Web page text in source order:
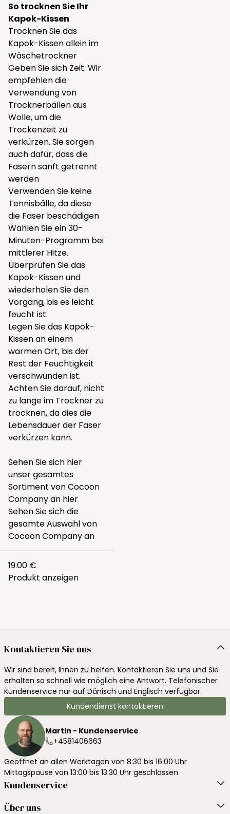
So trocknen Sie Ihr
Kapok-Kissen
Trocknen Sie das
Kapok-Kissen allein im
Wäschetrockner
Geben Sie sich Zeit. Wir
empfehlen die
Verwendung von
Trocknerbällenaus
Wolle, um die
Trockenzeit zu
verkürzen. Sie sorgen
auch dafür, dass die
Fasern sanft getrennt
werden
Verwenden Sie keine
Tennisbälle, da diese
die Faser beschädigen
Wählen Sie ein 30-
Minuten-Programm bei
mittlerer Hitze.
Überprüfen Sie das
Kapok-Kissen und
wiederholen Sie den
Vorgang, bis es leicht
feucht ist.
Legen Sie das Kapok-
Kissen an einem
warmen Ort, bis der
Rest der Feuchtigkeit
verschwunden ist.
Achten Sie darauf, nicht
zu lange im Trockner zu
trocknen, da dies die
Lebensdauer der Faser
verkürzen kann.
Sehen Sie sich hier
unser gesamtes
Sortiment von Cocoon
Company an hier
Sehen Sie sich die
gesamteAuswahl von
Cocoon Companyan
19.00 €
Produkt anzeigen
Kontaktieren Sie uns
Wir sind bereit, Ihnen zu helfen. Kontaktieren Sie uns und Sie
erhalten so schnell wie möglich eine Antwort. Telefonischer
Kundenservice nur auf Dänisch und Englisch verfügbar.
Kundendienst kontaktieren
Martin - Kundenservice
+4581406663
Geöffnet an allen Werktagen von 8:30 bis 16:00 Uhr
Mittagspause von 13:00 bis 13:30 Uhr geschlossen
Kundenservice
Über uns